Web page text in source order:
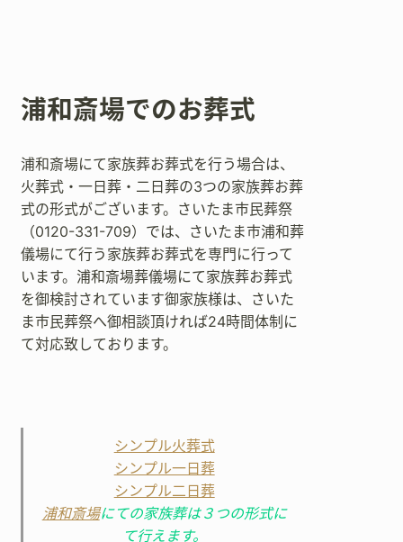
浦和斎場でのお葬式
浦和斎場にて家族葬お葬式を行う場合は、
火葬式・一日葬・二日葬の3つの家族葬お葬
式の形式がございます。さいたま市民葬祭
（0120-331-709）では、さいたま市浦和葬
儀場にて行う家族葬お葬式を専門に行って
います。浦和斎場葬儀場にて家族葬お葬式
を御検討されています御家族様は、さいた
ま市民葬祭へ御相談頂ければ24時間体制に
て対応致しております。
シンプル火葬式
シンプル一日葬
シンプル二日葬
浦和斎場にての家族葬は３つの形式に
て行えます。